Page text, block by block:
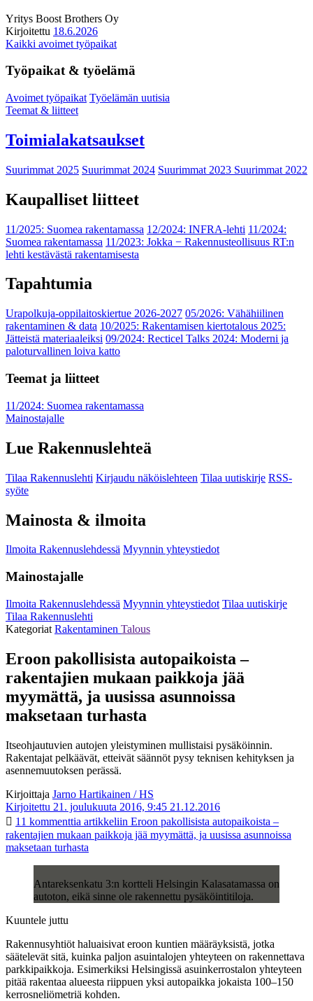
Yritys Boost Brothers Oy
Kirjoitettu 18.6.2026
Kaikki avoimet työpaikat
Työpaikat & työelämä
Avoimet työpaikat Työelämän uutisia
Teemat & liitteet
Toimialakatsaukset
Suurimmat 2025 Suurimmat 2024 Suurimmat 2023 Suurimmat 2022
Kaupalliset liitteet
11/2025: Suomea rakentamassa 12/2024: INFRA-lehti 11/2024:
Suomea rakentamassa 11/2023: Jokka − Rakennusteollisuus RT:n
lehti kestävästä rakentamisesta
Tapahtumia
Urapolkuja-oppilaitoskiertue 2026-2027 05/2026: Vähähiilinen
rakentaminen & data 10/2025: Rakentamisen kiertotalous 2025:
Jätteistä materiaaleiksi 09/2024: Recticel Talks 2024: Moderni ja
paloturvallinen loiva katto
Teemat ja liitteet
11/2024: Suomea rakentamassa
Mainostajalle
Lue Rakennuslehteä
Tilaa Rakennuslehti Kirjaudu näköislehteen Tilaa uutiskirje RSS-
syöte
Mainosta & ilmoita
Ilmoita Rakennuslehdessä Myynnin yhteystiedot
Mainostajalle
Ilmoita Rakennuslehdessä Myynnin yhteystiedot Tilaa uutiskirje
Tilaa Rakennuslehti
Kategoriat Rakentaminen Talous
Eroon pakollisista autopaikoista –
rakentajien mukaan paikkoja jää
myymättä, ja uusissa asunnoissa
maksetaan turhasta
Itseohjautuvien autojen yleistyminen mullistaisi pysäköinnin.
Rakentajat pelkäävät, etteivät säännöt pysy teknisen kehityksen ja
asennemuutoksen perässä.
Kirjoittaja Jarno Hartikainen / HS
Kirjoitettu 21. joulukuuta 2016, 9:45 21.12.2016
11 kommenttia artikkeliin Eroon pakollisista autopaikoista –
rakentajien mukaan paikkoja jää myymättä, ja uusissa asunnoissa
maksetaan turhasta
Antareksenkatu 3:n kortteli Helsingin Kalasatamassa on
autoton, eikä sinne ole rakennettu pysäköintitiloja.
Kuuntele juttu
Rakennusyhtiöt haluaisivat eroon kuntien määräyksistä, jotka
säätelevät sitä, kuinka paljon asuintalojen yhteyteen on rakennettava
parkkipaikkoja. Esimerkiksi Helsingissä asuinkerrostalon yhteyteen
pitää rakentaa alueesta riippuen yksi autopaikka jokaista 100–150
kerrosneliömetriä kohden.